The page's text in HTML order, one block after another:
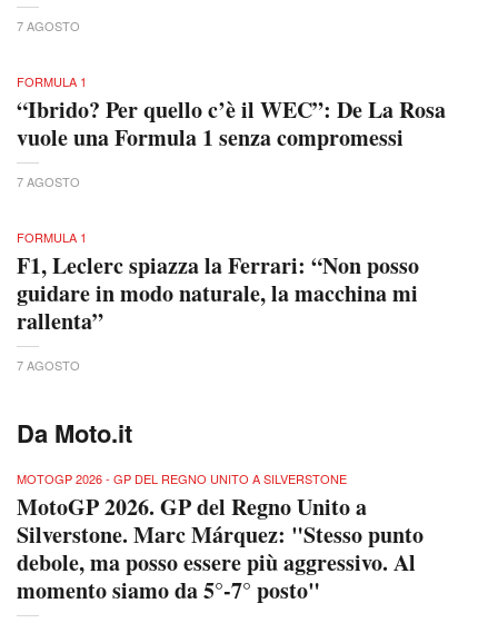
7 AGOSTO
FORMULA 1
“Ibrido? Per quello c’è il WEC”: De La Rosa
vuole una Formula 1 senza compromessi
7 AGOSTO
FORMULA 1
F1, Leclerc spiazza la Ferrari: “Non posso
guidare in modo naturale, la macchina mi
rallenta”
7 AGOSTO
Da Moto.it
MOTOGP 2026 - GP DEL REGNO UNITO A SILVERSTONE
MotoGP 2026. GP del Regno Unito a
Silverstone. Marc Márquez: "Stesso punto
debole, ma posso essere più aggressivo. Al
momento siamo da 5°-7° posto"